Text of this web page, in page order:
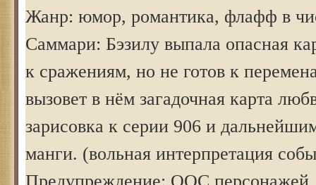
Жанр: юмор, романтика, флафф в
Саммари: Бэзилу выпала опасная
к сражениям, но не готов к
вызовет в нём загадочная карта
зарисовка к серии 906 и
манги. (вольная интерпретация
Предупреждение: ООС персонажей